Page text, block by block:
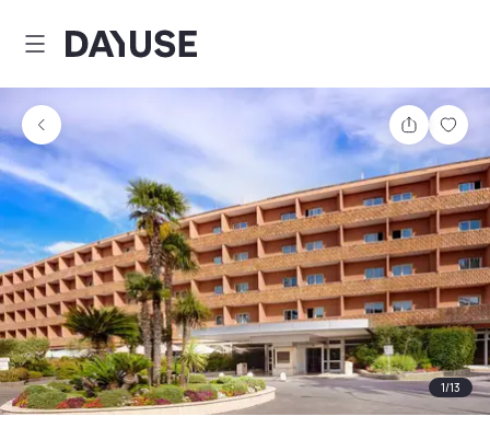
Dayuse
Teilen
1/13